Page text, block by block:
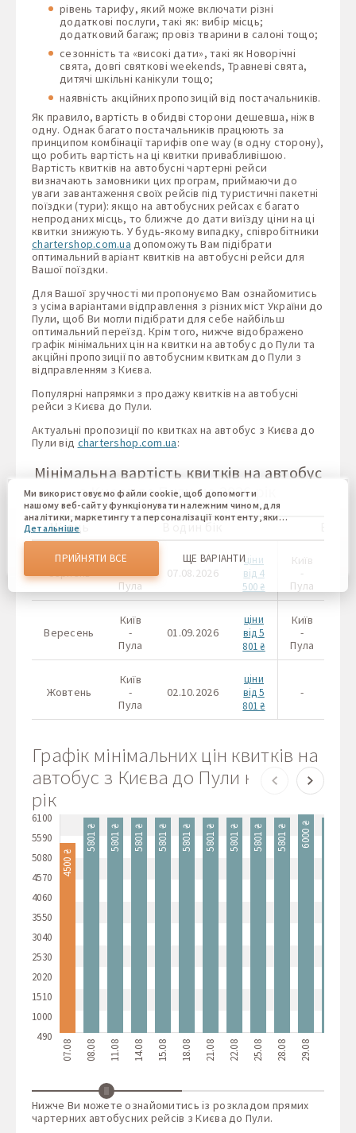
рівень тарифу, який може включати різні
додаткові послуги, такі як: вибір місць;
додатковий багаж; провіз тварини в салоні тощо;
сезонність та «високі дати», такі як Новорічні
свята, довгі святкові weekends, Травневі свята,
дитячі шкільні канікули тощо;
наявність акційних пропозицій від постачальників.
Як правило, вартість в обидві сторони дешевша, ніж в
одну. Однак багато постачальників працюють за
принципом комбінації тарифів one way (в одну сторону),
що робить вартість на ці квитки привабливішою.
Вартість квитків на автобусні чартерні рейси
визначають замовники цих програм, приймаючи до
уваги завантаження своїх рейсів під туристичні пакетні
поїздки (тури): якщо на автобусних рейсах є багато
непроданих місць, то ближче до дати виїзду ціни на ці
квитки знижують. У будь-якому випадку, співробітники
chartershop.com.ua допоможуть Вам підібрати
оптимальний варіант квитків на автобусні рейси для
Вашої поїздки.
Для Вашої зручності ми пропонуємо Вам ознайомитись
з усіма варіантами відправлення з різних міст України до
Пули, щоб Ви могли підібрати для себе найбільш
оптимальний переїзд. Крім того, нижче відображено
графік мінімальних цін на квитки на автобус до Пули та
акційні пропозиції по автобусним квиткам до Пули з
відправленням з Києва.
Популярні напрямки з продажу квитків на автобусні
рейси з Києва до Пули.
Актуальні пропозиції по квитках на автобус з Києва до
Пули від chartershop.com.ua:
Мінімальна вартість квитків на автобус
з Києва до Пули на 2026 рік
Місяць В один бік
Київ
Пула
07.08.2026
ціни
від 4
500 ₴
Київ
-
Пула
Вересень
Київ
-
Пула
01.09.2026
ціни
від 5
801 ₴
Київ
-
Пула
Жовтень
Київ
-
Пула
02.10.2026
ціни
від 5
801 ₴
-
Графік мінімальних цін квитків на
автобус з Києва до Пули на 2026
рік
6100
5590
5080
4570
4060
3550
3040
2530
2020
1510
1000
490
4500 ₴
07.08
5801 ₴
08.08
5801 ₴
11.08
5801 ₴
14.08
5801 ₴
15.08
5801 ₴
18.08
5801 ₴
21.08
5801 ₴
22.08
5801 ₴
25.08
5801 ₴
28.08
6000 ₴
29.08
Нижче Ви можете ознайомитись із розкладом прямих
чартерних автобусних рейсів з Києва до Пули.
Ми використовуємо файли cookie, щоб допомогти
нашому веб-сайту функціонувати належним чином, для
аналітики, маркетингу та персоналізації контенту, який
ви бачите. Файли cookie дозволяють нам відрізняти Вас
від інших користувачів нашого веб-сайту. Розуміння того,
як ви використовуєте наш веб-сайт, допомагає нам
надати вам найкращі можливості та внести зміни для
покращення нашого сайту в майбутньому. Підтвердивши,
Ви погоджуєтеся на використання всіх цих файлів cookie.
Ви можете оновити свої налаштування, натиснувши
перейшовши до нашої політики використання файлів
cookie.
Детальніше
ПРИЙНЯТИ ВСЕ ЩЕ ВАРІАНТИ